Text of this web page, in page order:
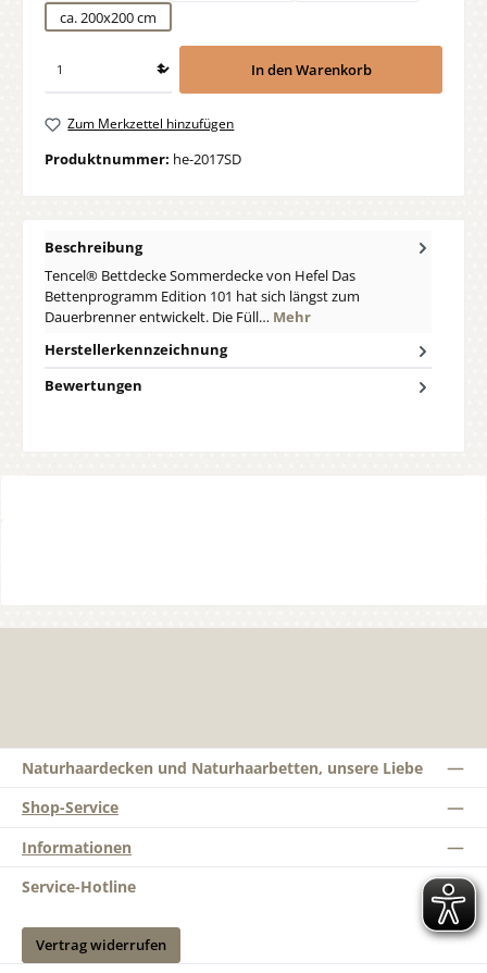
ca. 200x200 cm
In den Warenkorb
Zum Merkzettel hinzufügen
Produktnummer: he-2017SD
Beschreibung
Tencel® Bettdecke Sommerdecke von Hefel Das
Bettenprogramm Edition 101 hat sich längst zum
Dauerbrenner entwickelt. Die Füll… Mehr
Herstellerkennzeichnung
Bewertungen
Naturhaardecken und Naturhaarbetten, unsere Liebe
Shop-Service
Informationen
Service-Hotline
Vertrag widerrufen